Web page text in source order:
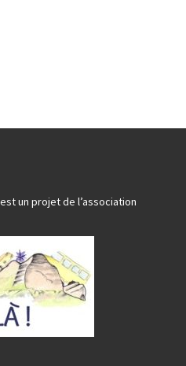
un projet de l’association